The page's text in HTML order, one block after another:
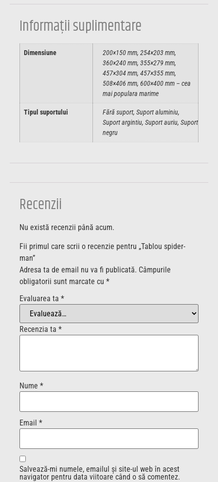
Informații suplimentare
Dimensiune
200×150 mm, 254×203 mm,
360×240 mm, 355×279 mm,
457×304 mm, 457×355 mm,
508×406 mm, 600×400 mm – cea
mai populara marime
Tipul suportului
Fără suport, Suport aluminiu,
Suport argintiu, Suport auriu, Suport
negru
Recenzii
Nu există recenzii până acum.
Fii primul care scrii o recenzie pentru „Tablou spider-
man”
Adresa ta de email nu va fi publicată. Câmpurile
obligatorii sunt marcate cu *
Evaluarea ta *
Recenzia ta *
Nume *
Email *
Salvează-mi numele, emailul și site-ul web în acest
navigator pentru data viitoare când o să comentez.